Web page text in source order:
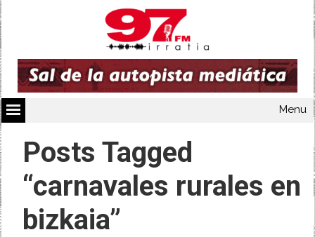
Menu
Posts Tagged
“carnavales rurales en
bizkaia”